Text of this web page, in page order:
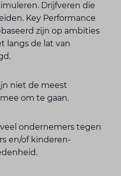
Drijfveren die
Key Performance
zijn op ambities
langs de lat van
niet de meest
om te gaan.
ondernemers tegen
en/of kinderen-